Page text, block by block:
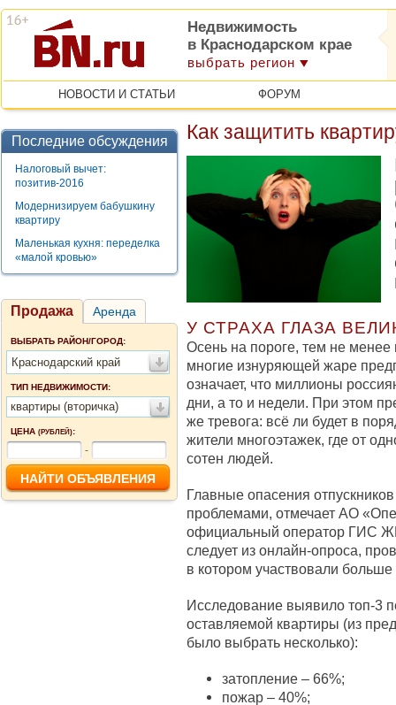
Недвижимость
в Краснодарском крае
выбрать регион
НОВОСТИ И СТАТЬИ ФОРУМ
Последние обсуждения
Налоговый вычет:
позитив-2016
Модернизируем бабушкину
квартиру
Маленькая кухня: переделка
«малой кровью»
Продажа Аренда
ВЫБРАТЬ РАЙОН/ГОРОД:
Краснодарский край
ТИП НЕДВИЖИМОСТИ:
квартиры (вторичка)
ЦЕНА (РУБЛЕЙ):
-
Как защитить
У СТРАХА ГЛАЗА
Осень на пороге, тем не менее
многие изнуряющей жаре
означает, что миллионы
дни, а то и недели. При этом
же тревога: всё ли будет в
жители многоэтажек, где от
сотен людей.
Главные опасения
проблемами, отмечает АО
официальный оператор ГИС
следует из онлайн-опроса,
в котором участвовали
Исследование выявило топ-3
оставляемой квартиры (из
было выбрать несколько):
затопление – 66%;
пожар – 40%;